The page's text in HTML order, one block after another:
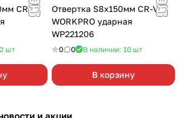
CR-V
шт
Отвертка S8x150мм CR-V
WORKPRO ударная
WP221206
0 0 В наличии: 10 шт
В корзину
и акции